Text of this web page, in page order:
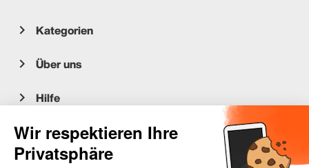
Kategorien
Über uns
Hilfe
Kundenservice
occasion.migros.mobile@recommerce.com